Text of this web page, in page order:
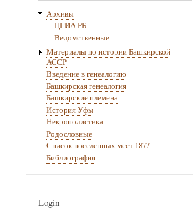
Архивы
ЦГИА РБ
Ведомственные
Материалы по истории Башкирской
АССР
Введение в генеалогию
Башкирская генеалогия
Башкирские племена
История Уфы
Некрополистика
Родословные
Список поселенных мест 1877
Библиография
Login